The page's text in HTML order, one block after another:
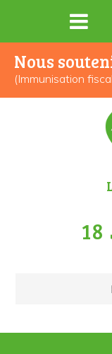
Nous
(Immunisation